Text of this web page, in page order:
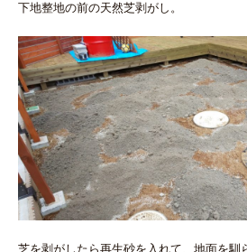
下地整地の前の天然芝剥がし。
芝を剥がしたら再生砂を入れて、地面を馴